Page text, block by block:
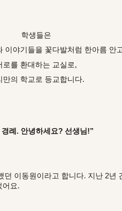
학생들은
이야기들을 꽃다발처럼 한아름 안
로를 환대하는 교실로,
만의 학교로 등교합니다.
경례. 안녕하세요? 선생님!”
이동원이라고 합니다. 지난 2년
어요.